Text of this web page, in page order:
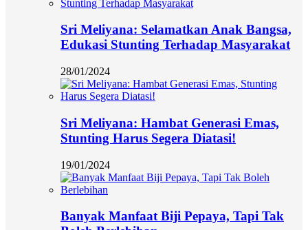
Sri Meliyana: Selamatkan Anak Bangsa,
Edukasi Stunting Terhadap Masyarakat
28/01/2024
Sri Meliyana: Hambat Generasi Emas,
Stunting Harus Segera Diatasi!
19/01/2024
Banyak Manfaat Biji Pepaya, Tapi Tak